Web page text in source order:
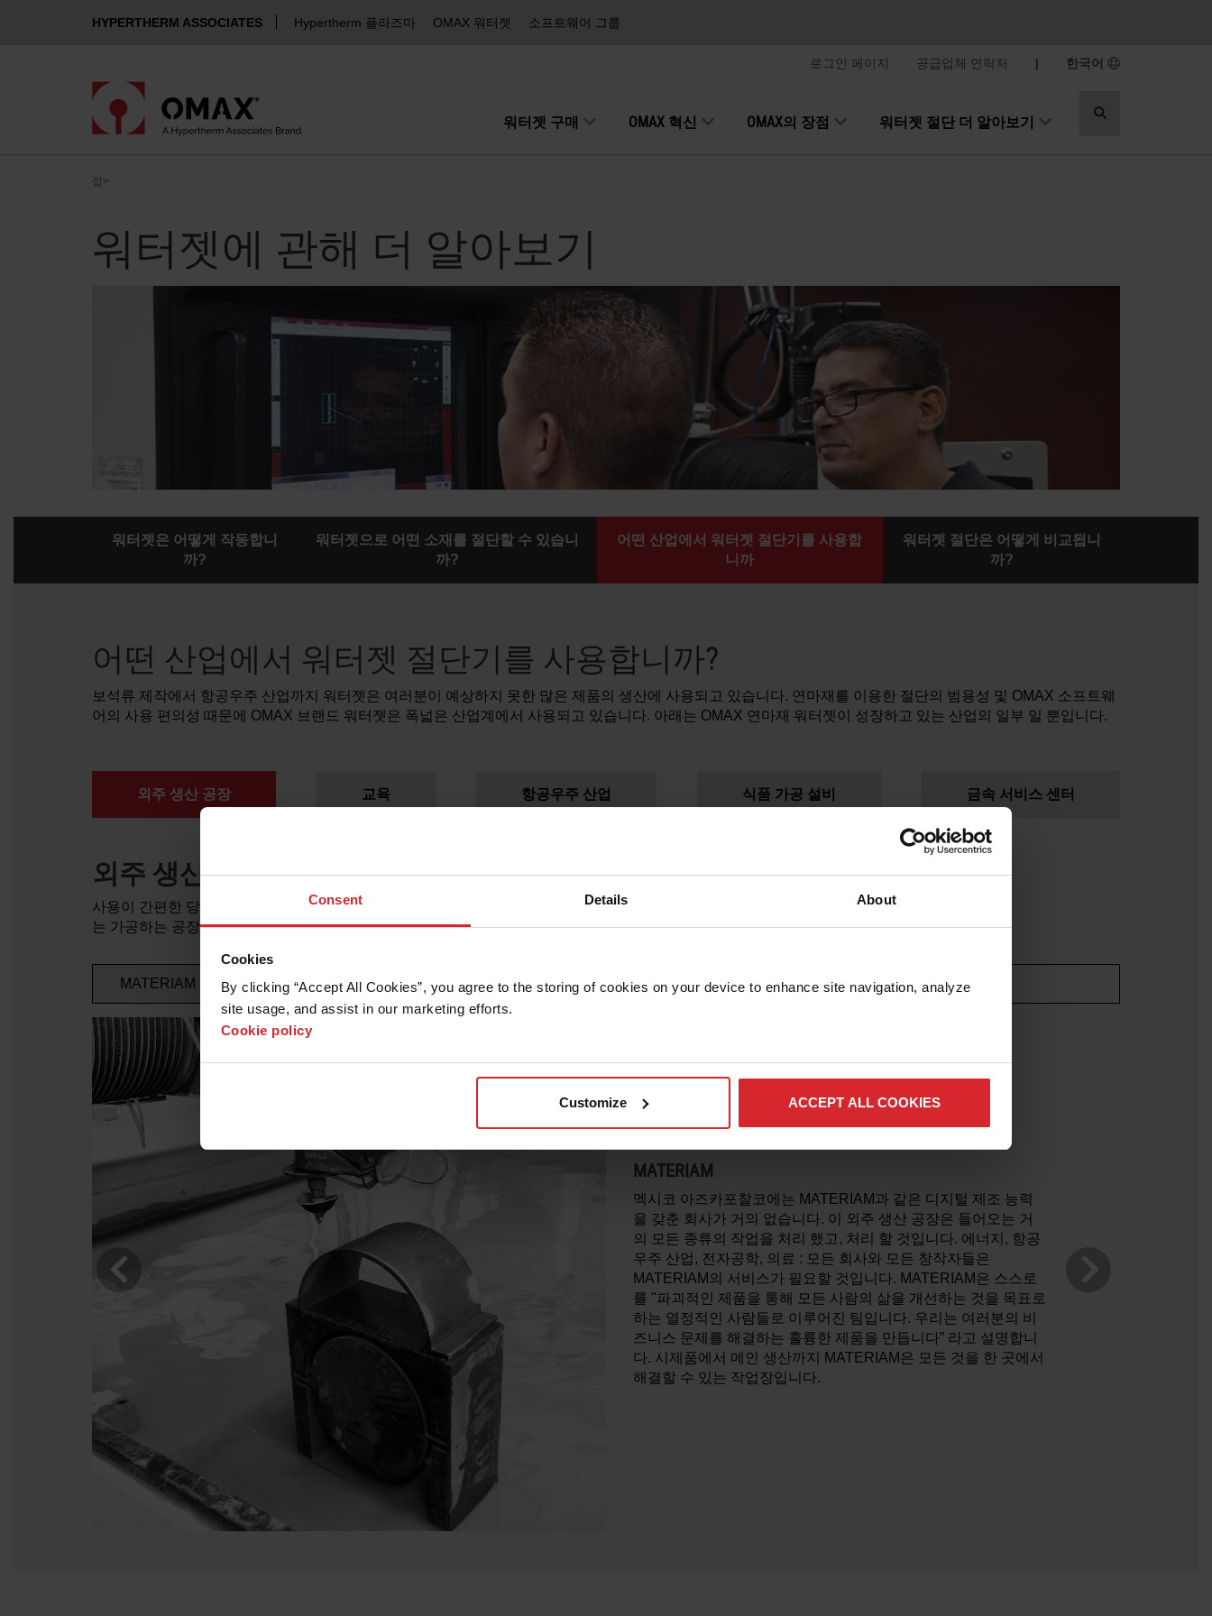
Consent Details About
Cookies
By clicking “Accept All Cookies”, you agree to the storing of cookies on your device to enhance site navigation, analyze
site usage, and assist in our marketing efforts.
Cookie policy
Customize ACCEPT ALL COOKIES
HYPERTHERM ASSOCIATES Hypertherm 플라즈마 OMAX 워터젯 소프트웨어 그룹
로그인 페이지 공급업체 연락처 | 한국어
워터젯 구매 OMAX 혁신 OMAX의 장점 워터젯 절단 더 알아보기
검
집 >
워터젯에 관해 더 알아보기
워터젯은 어떻게 작동합니
까?
워터젯으로 어떤 소재를 절단할 수 있습니
까?
어떤 산업에서 워터젯 절단기를 사용합
니까
워터젯 절단은 어떻게 비교됩니
까?
어떤 산업에서 워터젯 절단기를 사용합니까?
보석류 제작에서 항공우주 산업까지 워터젯은 여러분이 예상하지 못한 많은 제품의 생산에 사용되고 있습니다. 연마재를 이용한 절단의 범용성 및 OMAX 소프트웨
어의 사용 편의성 때문에 OMAX 브랜드 워터젯은 폭넓은 산업계에서 사용되고 있습니다. 아래는 OMAX 연마재 워터젯이 성장하고 있는 산업의 일부 일 뿐입니다.
외주 생산 공장 교육 항공우주 산업 식품 가공 설비 금속 서비스 센터
외주 생산 공장
사용이 간편한 당사의 연마재 워터젯은 다양한 산업에서 요구하는 속도와 정밀도로 다양한 소재를 절단 또
는 가공하는 공장의 능력을 더욱 향상 시켜 줍니다.
MATERIAM ARTISTIC IRON
MATERIAM
멕시코 아즈카포찰코에는 MATERIAM과 같은 디지털 제조 능력
을 갖춘 회사가 거의 없습니다. 이 외주 생산 공장은 들어오는 거
의 모든 종류의 작업을 처리 했고, 처리 할 것입니다. 에너지, 항공
우주 산업, 전자공학, 의료 : 모든 회사와 모든 창작자들은
MATERIAM의 서비스가 필요할 것입니다. MATERIAM은 스스로
를 "파괴적인 제품을 통해 모든 사람의 삶을 개선하는 것을 목표로
하는 열정적인 사람들로 이루어진 팀입니다. 우리는 여러분의 비
즈니스 문제를 해결하는 훌륭한 제품을 만듭니다” 라고 설명합니
다. 시제품에서 메인 생산까지 MATERIAM은 모든 것을 한 곳에서
해결할 수 있는 작업장입니다.